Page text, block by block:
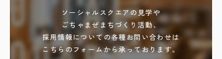
ソーシャルスクエアの見学や
ごちゃまぜまちづくり活動、
採用情報についての各種お問い合わせは
こちらのフォームから承っております。